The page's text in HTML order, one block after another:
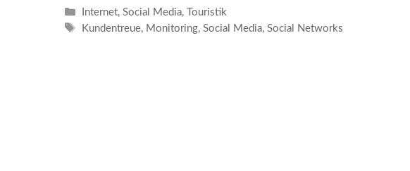
Kategorien
Internet,Social Media,
Touristik
Schlagwörter
Kundentreue, Monitoring,Social Media,Social Networks